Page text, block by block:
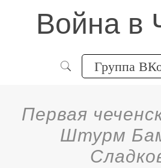
Война в
Группа
Первая
Штурм